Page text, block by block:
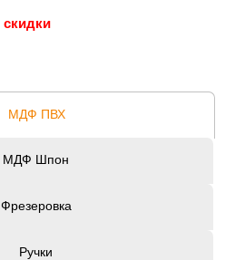
МДФ ПВХ
МДФ Шпон
Фрезеровка
Ручки